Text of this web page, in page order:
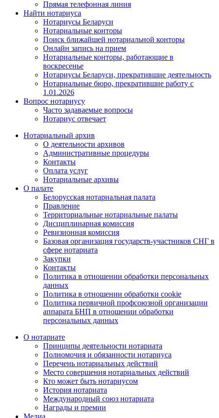
Прямая телефонная линия
Найти нотариуса
Нотариусы Беларуси
Нотариальные конторы
Поиск ближайшей нотариальной конторы
Онлайн запись на прием
Нотариальные конторы, работающие в
воскресенье
Нотариусы Беларуси, прекратившие деятельность
Нотариальные бюро, прекратившие работу с
1.01.2026
Вопрос нотариусу
Часто задаваемые вопросы
Нотариус отвечает
Нотариальный архив
О деятельности архивов
Административные процедуры
Контакты
Оплата услуг
Нотариальные архивы
О палате
Белорусская нотариальная палата
Правление
Территориальные нотариальные палаты
Дисциплинарная комиссия
Ревизионная комиссия
Базовая организация государств-участников СНГ в
сфере нотариата
Закупки
Контакты
Политика в отношении обработки персональных
данных
Политика в отношении обработки cookie
Политика первичной профсоюзной организации
аппарата БНП в отношении обработки
персональных данных
О нотариате
Принципы деятельности нотариата
Полномочия и обязанности нотариуса
Перечень нотариальных действий
Место совершения нотариальных действий
Кто может быть нотариусом
История нотариата
Международный союз нотариата
Награды и премии